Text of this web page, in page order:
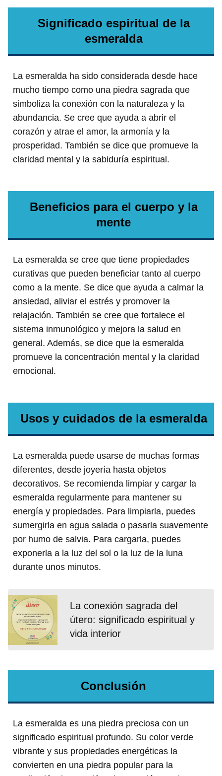
Significado espiritual de la
esmeralda
La esmeralda ha sido considerada desde hace
mucho tiempo como una piedra sagrada que
simboliza la conexión con la naturaleza y la
abundancia. Se cree que ayuda a abrir el
corazón y atrae el amor, la armonía y la
prosperidad. También se dice que promueve la
claridad mental y la sabiduría espiritual.
Beneficios para el cuerpo y la
mente
La esmeralda se cree que tiene propiedades
curativas que pueden beneficiar tanto al cuerpo
como a la mente. Se dice que ayuda a calmar la
ansiedad, aliviar el estrés y promover la
relajación. También se cree que fortalece el
sistema inmunológico y mejora la salud en
general. Además, se dice que la esmeralda
promueve la concentración mental y la claridad
emocional.
Usos y cuidados de la esmeralda
La esmeralda puede usarse de muchas formas
diferentes, desde joyería hasta objetos
decorativos. Se recomienda limpiar y cargar la
esmeralda regularmente para mantener su
energía y propiedades. Para limpiarla, puedes
sumergirla en agua salada o pasarla suavemente
por humo de salvia. Para cargarla, puedes
exponerla a la luz del sol o la luz de la luna
durante unos minutos.
La conexión sagrada del
útero: significado espiritual y
vida interior
Conclusión
La esmeralda es una piedra preciosa con un
significado espiritual profundo. Su color verde
vibrante y sus propiedades energéticas la
convierten en una piedra popular para la